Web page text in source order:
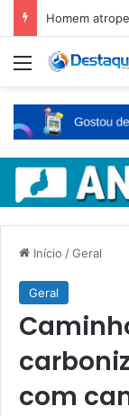
Menu
Início /Geral
Geral
com